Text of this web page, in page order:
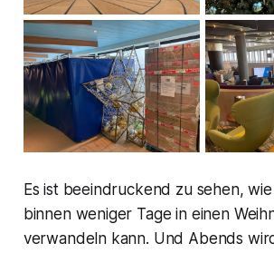
Es ist beeindruckend zu sehen,
binnen weniger Tage in einen
verwandeln kann. Und Abends